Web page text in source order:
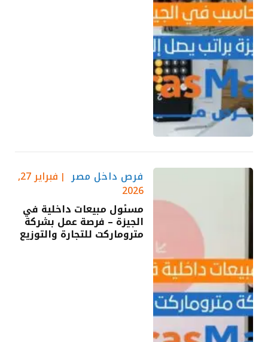
فرص داخل مصر فبراير 27,
2026
مسئول مبيعات داخلية في
الجيزة – فرصة عمل بشركة
متروماركت للتجارة والتوزيع